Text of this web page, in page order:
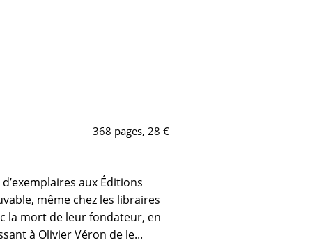
368 pages, 28 €
aux Éditions
même chez les libraires
la mort de leur fondateur, en
à Olivier Véron de le...